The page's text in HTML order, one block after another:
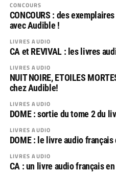
CONCOURS
CONCOURS : des
avec Audible !
LIVRES AUDIO
CA et REVIVAL : les livres
LIVRES AUDIO
NUIT NOIRE, ETOILES
chez Audible!
LIVRES AUDIO
DOME : sortie du tome 2 du
LIVRES AUDIO
DOME : le livre audio
LIVRES AUDIO
CA : un livre audio français